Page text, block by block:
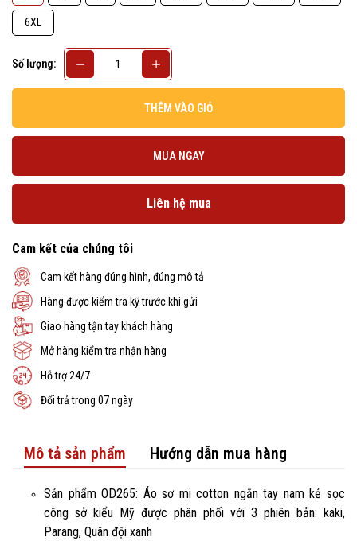
6XL
Số lượng:
THÊM VÀO GIỎ
MUA NGAY
Liên hệ mua
Cam kết của chúng tôi
Cam kết hàng đúng hình, đúng mô tả
Hàng được kiểm tra kỹ trước khi gửi
Giao hàng tận tay khách hàng
Mở hàng kiểm tra nhận hàng
Hỗ trợ 24/7
Đổi trả trong 07 ngày
Mô tả sản phẩm Hướng dẫn mua hàng
Sản phẩm OD265: Áo sơ mi cotton ngắn tay nam kẻ sọc
công sở kiểu Mỹ được phân phối với 3 phiên bản: kaki,
Parang, Quân đội xanh